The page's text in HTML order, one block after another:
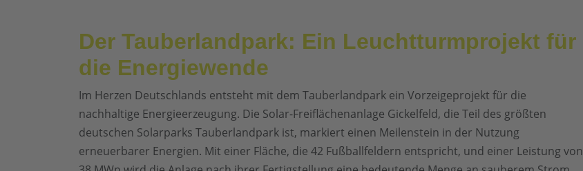
Der Tauberlandpark: Ein Leuchtturmprojekt für
die Energiewende
Im Herzen Deutschlands entsteht mit dem Tauberlandpark ein Vorzeigeprojekt für die
nachhaltige Energieerzeugung. Die Solar-Freiflächenanlage Gickelfeld, die Teil des größten
deutschen Solarparks Tauberlandpark ist, markiert einen Meilenstein in der Nutzung
erneuerbarer Energien. Mit einer Fläche, die 42 Fußballfeldern entspricht, und einer Leistung von